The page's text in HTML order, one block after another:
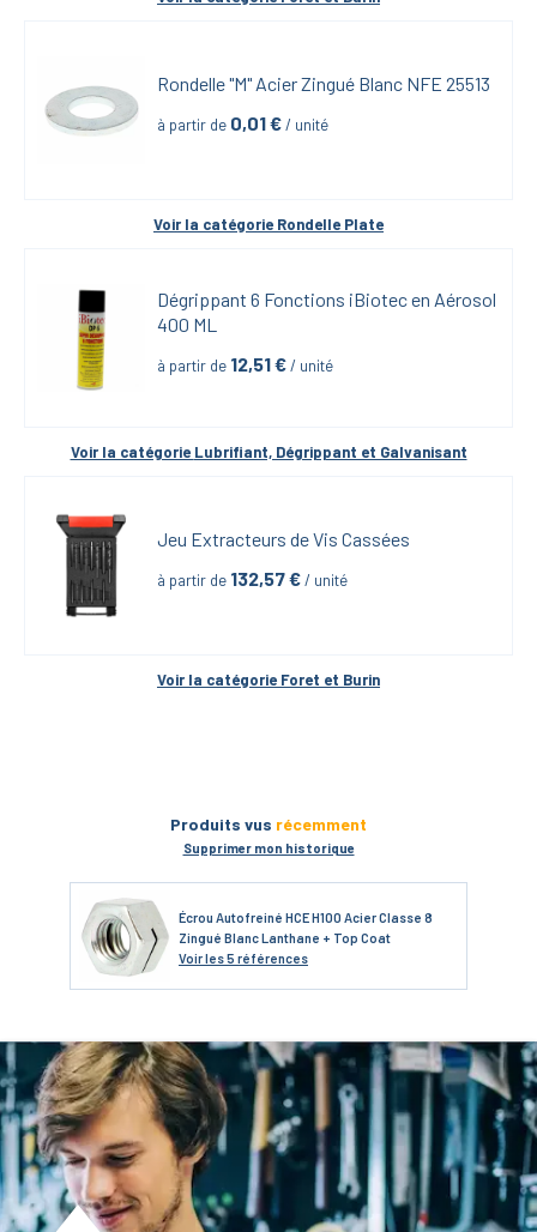
Rondelle "M" Acier Zingué Blanc NFE 25513
à partir de 0,01 € / unité
Voir la catégorie Rondelle Plate
Dégrippant 6 Fonctions iBiotec en Aérosol
400 ML
à partir de 12,51 € / unité
Voir la catégorie Lubrifiant, Dégrippant et Galvanisant
Jeu Extracteurs de Vis Cassées
à partir de 132,57 € / unité
Voir la catégorie Foret et Burin
Produits vus récemment
Supprimer mon historique
Écrou Autofreiné HCE H100 Acier Classe 8
Zingué Blanc Lanthane + Top Coat
Voirles 5 références